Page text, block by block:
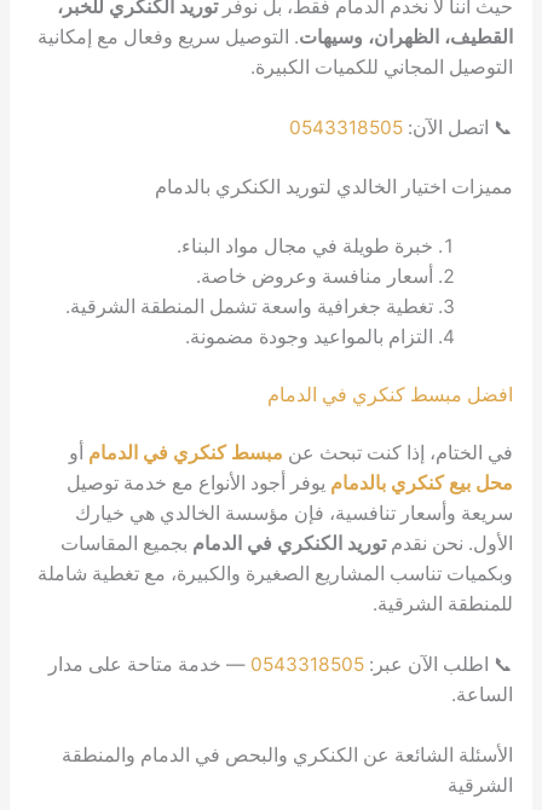
الدمام فقط، بل نوفرتوريد الكنكري للخبر،
وسيهات. التوصيل سريع وفعال مع إمكانية
للكميات الكبيرة.
0543318505
الخالدي لتوريد الكنكري بالدمام
طويلة في مجال مواد البناء.
منافسة وعروض خاصة.
جغرافية واسعة تشمل المنطقة الشرقية.
بالمواعيد وجودة مضمونة.
في الدمام
كنت تبحث عن مبسط كنكري في الدمامأو
بالدماميوفر أجود الأنواع مع خدمة توصيل
تنافسية، فإن مؤسسة الخالدي هي خيارك
توريد الكنكري في الدمامبجميع المقاسات
المشاريع الصغيرة والكبيرة، مع تغطية شاملة
عبر:0543318505— خدمة متاحة على مدار
عن الكنكري والبحص في الدمام والمنطقة